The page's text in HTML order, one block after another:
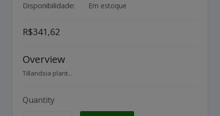
Disponibilidade: Em estoque
R$341,62
Overview
Tillandsia plant...
Quantity